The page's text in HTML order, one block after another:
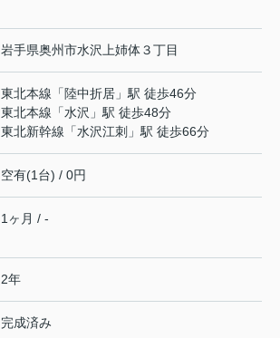
岩手県奥州市水沢上姉体３丁目
東北本線 「陸中折居 」駅 徒歩46分
東北本線 「水沢 」駅 徒歩48分
東北新幹線 「水沢江刺 」駅 徒歩66分
空有(1台) / 0円
1ヶ月 / -
2年
完成済み